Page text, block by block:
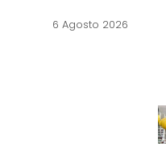
6 Agosto 2026